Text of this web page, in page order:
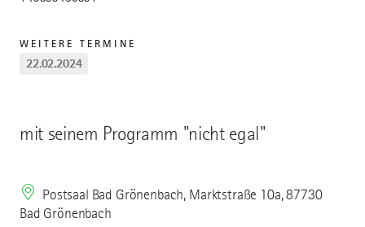
mit seinem Programm "nicht egal"
Postsaal Bad Grönenbach, Marktstraße 10a, 87730
Bad Grönenbach
WEITERE TERMINE
22.02.2024